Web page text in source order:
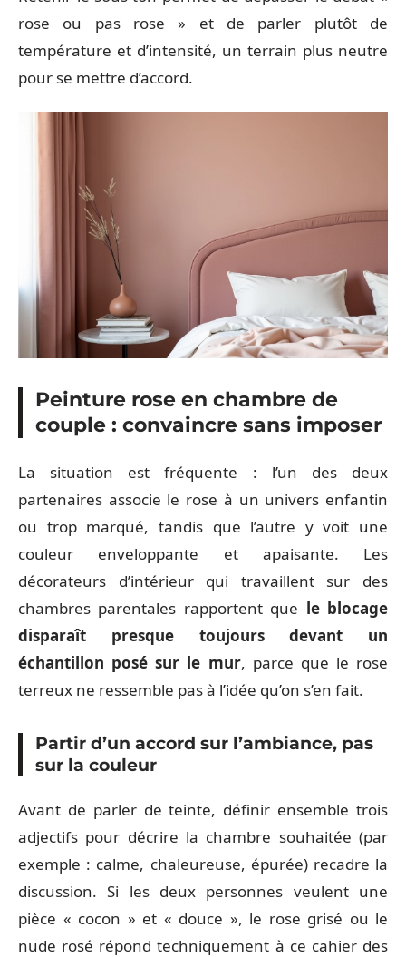
rose ou pas rose » et de parler plutôt de
température et d’intensité, un terrain plus neutre
pour se mettre d’accord.
Peinture rose en chambre de
couple : convaincre sans imposer
La situation est fréquente : l’un des deux
partenaires associe le rose à un univers enfantin
ou trop marqué, tandis que l’autre y voit une
couleur enveloppante et apaisante. Les
décorateurs d’intérieur qui travaillent sur des
chambres parentales rapportent que le blocage
disparaît presque toujours devant un
échantillon posé sur le mur, parce que le rose
terreux ne ressemble pas à l’idée qu’on s’en fait.
Partir d’un accord sur l’ambiance, pas
sur la couleur
Avant de parler de teinte, définir ensemble trois
adjectifs pour décrire la chambre souhaitée (par
exemple : calme, chaleureuse, épurée) recadre la
discussion. Si les deux personnes veulent une
pièce « cocon » et « douce », le rose grisé ou le
nude rosé répond techniquement à ce cahier des